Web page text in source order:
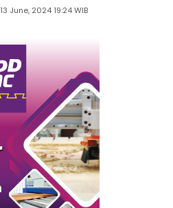
13 June, 2024 19:24 WIB